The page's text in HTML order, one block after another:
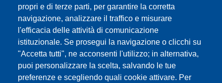
propri e di terze parti, per garantire la corretta
navigazione, analizzare il traffico e misurare
l'efficacia delle attività di comunicazione
istituzionale. Se prosegui la navigazione o clicchi su
"Accetta tutti", ne acconsenti l'utilizzo; in alternativa,
puoi personalizzare la scelta, salvando le tue
preferenze e scegliendo quali cookie attivare. Per
Mappa del sito
Partita IVA: 00427620364
Dipartimento di Scienze